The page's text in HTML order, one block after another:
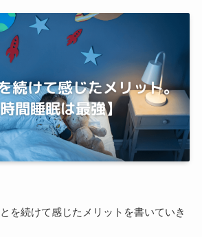
を続けて感じたメリットを書いていき